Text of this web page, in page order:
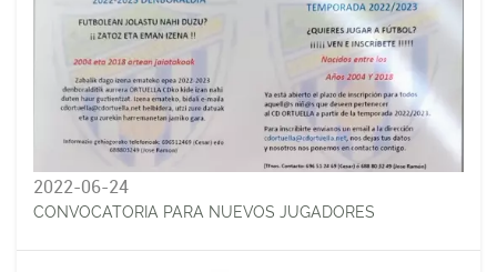
2022-06-24
CONVOCATORIA PARA NUEVOS JUGADORES